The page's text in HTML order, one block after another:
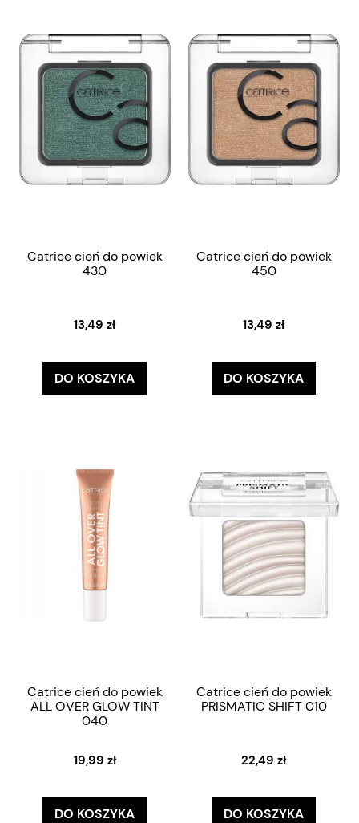
Catrice cień do powiek
430
13,49 zł
DO KOSZYKA
Catrice cień do powiek
450
13,49 zł
DO KOSZYKA
Catrice cień do powiek
ALL OVER GLOW TINT
040
19,99 zł
DO KOSZYKA
Catrice cień do powiek
PRISMATIC SHIFT 010
22,49 zł
DO KOSZYKA